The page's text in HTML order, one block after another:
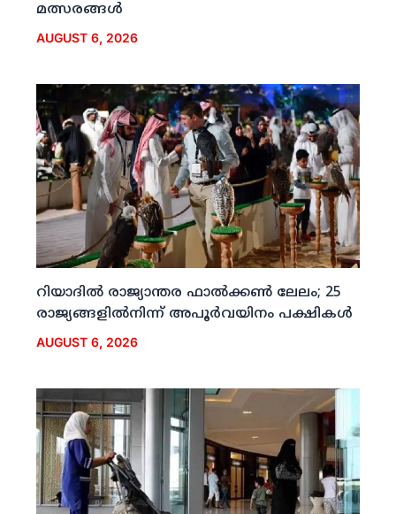
മത്സരങ്ങള്‍
AUGUST 6, 2026
റിയാദില്‍ രാജ്യാന്തര ഫാല്‍ക്കണ്‍ ലേലം; 25
രാജ്യങ്ങളില്‍നിന്ന് അപൂര്‍വയിനം പക്ഷികള്‍
AUGUST 6, 2026